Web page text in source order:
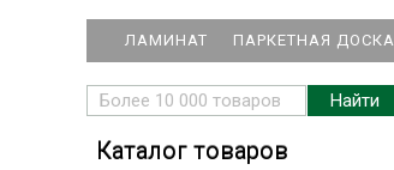
ЛАМИНАТ ПАРКЕТНАЯ ДОСКА
Каталог товаров